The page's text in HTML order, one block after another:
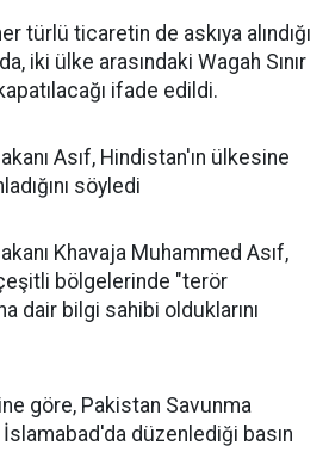
türlü ticaretin de askıya alındığı
iki ülke arasındaki Wagah Sınır
ifade edildi.
Asıf, Hindistan'ın ülkesine
söyledi
Khavaja Muhammed Asıf,
bölgelerinde "terör
dair bilgi sahibi olduklarını
göre, Pakistan Savunma
İslamabad'da düzenlediği basın